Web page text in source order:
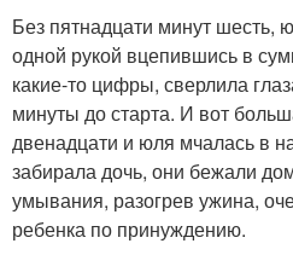
Без пятнадцати минут шесть,
одной рукой вцепившись в
какие-то цифры, сверлила
минуты до старта. И вот
двенадцати и юля мчалась в
забирала дочь, они бежали
умывания, разогрев ужина,
ребенка по принуждению.